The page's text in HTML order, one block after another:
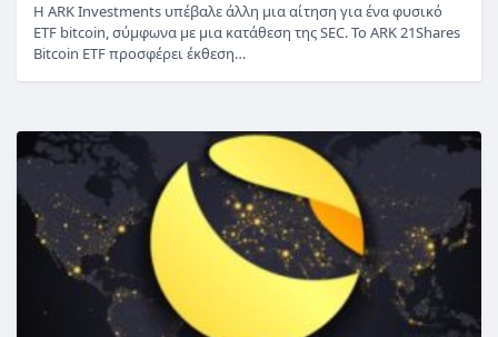
Η ARK Investments υπέβαλε άλλη μια αίτηση για ένα φυσικό
ETF bitcoin, σύμφωνα με μια κατάθεση της SEC. Το ARK 21Shares
Bitcoin ETF προσφέρει έκθεση…